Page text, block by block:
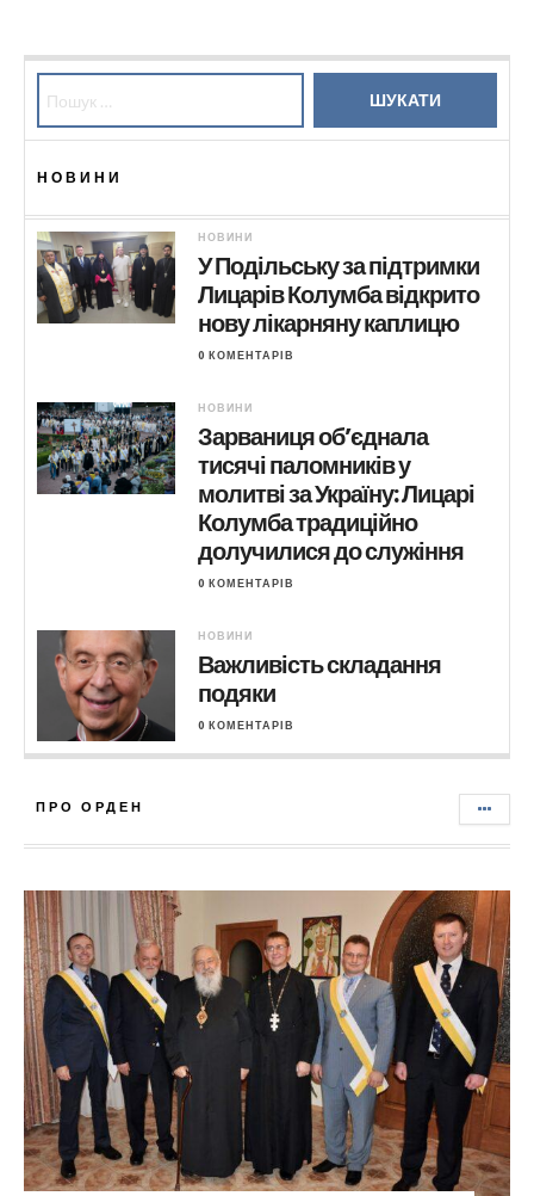
НОВИНИ
НОВИНИ
У Подільську за підтримки
Лицарів Колумба відкрито
нову лікарняну каплицю
0 КОМЕНТАРІВ
НОВИНИ
Зарваниця об’єднала
тисячі паломників у
молитві за Україну: Лицарі
Колумба традиційно
долучилися до служіння
0 КОМЕНТАРІВ
НОВИНИ
Важливість складання
подяки
0 КОМЕНТАРІВ
ПРО ОРДЕН